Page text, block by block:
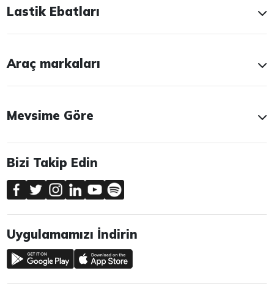
Lastik Ebatları
Araç markaları
Mevsime Göre
Bizi Takip Edin
Uygulamamızı İndirin